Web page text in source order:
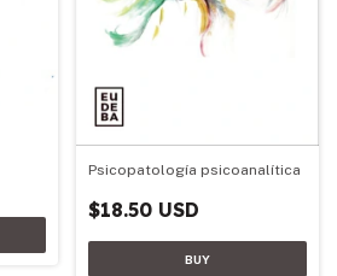
Psicopatología psicoanalítica
$18.50 USD